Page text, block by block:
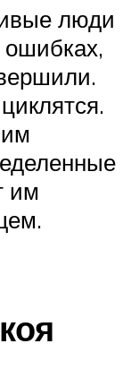
люди
им